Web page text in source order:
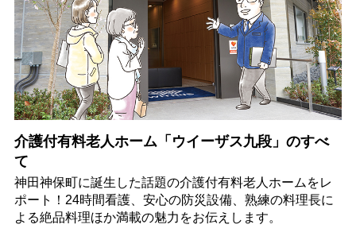
介護付有料老人ホーム「ウイーザス九段」のすべ
て
神田神保町に誕生した話題の介護付有料老人ホームをレ
ポート！24時間看護、安心の防災設備、熟練の料理長に
よる絶品料理ほか満載の魅力をお伝えします。